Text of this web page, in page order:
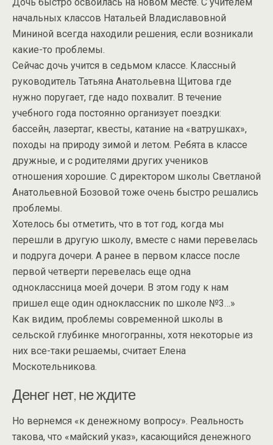
начальных классов Натальей Владиславовной
Мининой всегда находили решения, если возникали
какие-то проблемы.
Сейчас дочь учится в седьмом классе. Классный
руководитель Татьяна Анатольевна Щитова где
нужно поругает, где надо похвалит. В течение
учебного года постоянно организует поездки:
бассейн, лазертаг, квесты, катание на «ватрушках»,
походы на природу зимой и летом. Ребята в классе
дружные, и с родителями других учеников
отношения хорошие. С директором школы Светланой
Анатольевной Бозовой тоже очень быстро решались
проблемы.
Хотелось бы отметить, что в тот год, когда мы
перешли в другую школу, вместе с нами перевелась
и подруга дочери. А ранее в первом классе после
первой четверти перевелась еще одна
одноклассница моей дочери. В этом году к нам
пришел еще один одноклассник по школе №3…»
Как видим, проблемы современной школы в
сельской глубинке многогранны, хотя некоторые из
них все-таки решаемы, считает Елена
Москотельникова.
Денег нет, не ждите
Но вернемся «к денежному вопросу». Реальность
такова, что «майский указ», касающийся денежного